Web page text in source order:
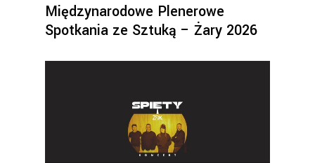
Międzynarodowe Plenerowe
Spotkania ze Sztuką – Żary 2026